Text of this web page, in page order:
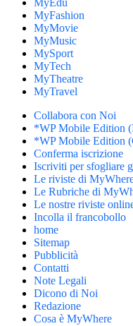
MyEdu
MyFashion
MyMovie
MyMusic
MySport
MyTech
MyTheatre
MyTravel
Collabora con Noi
*WP Mobile Edition
*WP Mobile Edition
Conferma iscrizione
Iscriviti per sfogliare
Le riviste di
Le Rubriche di
Le nostre riviste
Incolla il francobollo
home
Sitemap
Pubblicità
Contatti
Note Legali
Dicono di Noi
Redazione
Cosa è MyWhere